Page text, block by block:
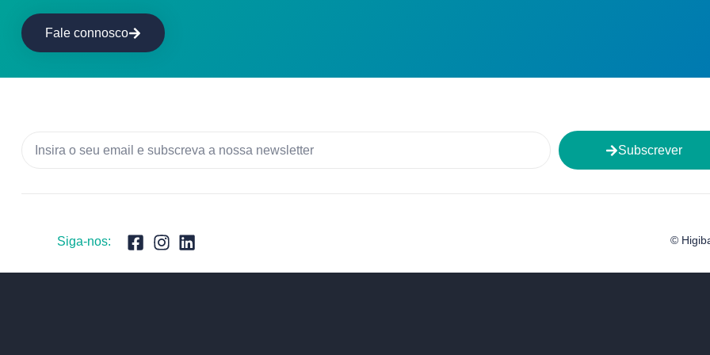
Fale connosco
Subscrever
Siga-nos: ©